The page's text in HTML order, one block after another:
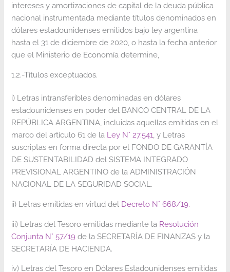
intereses y amortizaciones de capital de la deuda pública
nacional instrumentada mediante títulos denominados en
dólares estadounidenses emitidos bajo ley argentina
hasta el 31 de diciembre de 2020, o hasta la fecha anterior
que el Ministerio de Economía determine,
1.2.-Títulos exceptuados.
i) Letras intransferibles denominadas en dólares
estadounidenses en poder del BANCO CENTRAL DE LA
REPÚBLICA ARGENTINA, incluidas aquellas emitidas en el
marco del artículo 61 de la Ley N° 27.541 , y Letras
suscriptas en forma directa por el FONDO DE GARANTÍA
DE SUSTENTABILIDAD del SISTEMA INTEGRADO
PREVISIONAL ARGENTINO de la ADMINISTRACIÓN
NACIONAL DE LA SEGURIDAD SOCIAL.
ii) Letras emitidas en virtud del Decreto N° 668/19.
iii) Letras del Tesoro emitidas mediante la Resolución
Conjunta N° 57/19 de la SECRETARÍA DE FINANZAS y la
SECRETARÍA DE HACIENDA.
iv) Letras del Tesoro en Dólares Estadounidenses emitidas